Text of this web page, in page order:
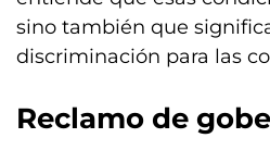
sino también que
discriminación para las
Reclamo de